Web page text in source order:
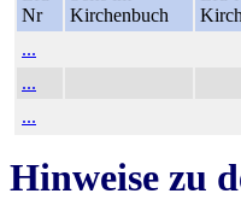
Nr
Kirchenbuch
...
...
...
Hinweise zu